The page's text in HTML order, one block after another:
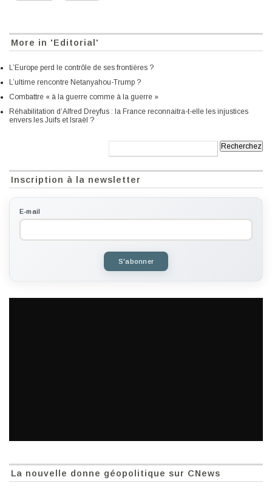
More in 'Editorial'
L’Europe perd le contrôle de ses frontières ?
L’ultime rencontre Netanyahou-Trump ?
Combattre « à la guerre comme à la guerre »
Réhabilitation d’Alfred Dreyfus : la France reconnaitra-t-elle les injustices
envers les Juifs et Israël ?
Inscription à la newsletter
E-mail
S'abonner
La nouvelle donne géopolitique sur CNews